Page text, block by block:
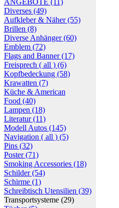
ANGEBOTE (11)
Diverses (49)
Aufkleber & Näher(55)
Brillen (8)
Diverse Anhänger(60)
Emblem (72)
Flags and Banner(17)
Freisprech ( all ) (6)
Kopfbedeckung (58)
Krawatten (7)
Küche & American
Food (40)
Lampen (18)
Literatur(11)
Modell Autos (145)
Navigation ( all ) (5)
Pins (32)
Poster(71)
Smoking Accessories (18)
Schilder(54)
Schirme (1)
Schreibtisch Utensilien (39)
Transportsysteme (29)